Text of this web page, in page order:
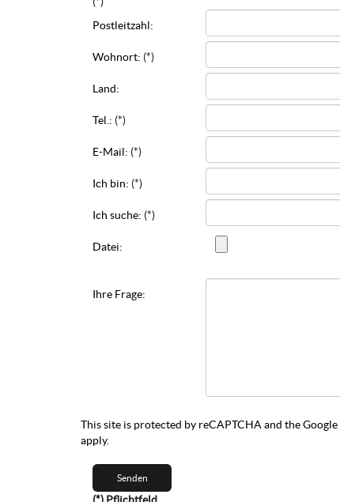
Postleitzahl:
Wohnort: (*)
Land:
Tel.: (*)
E-Mail: (*)
Ich bin: (*)
Ich suche: (*)
Datei:
Ihre Frage:
This site is protected by reCAPTCHA and the Google
apply.